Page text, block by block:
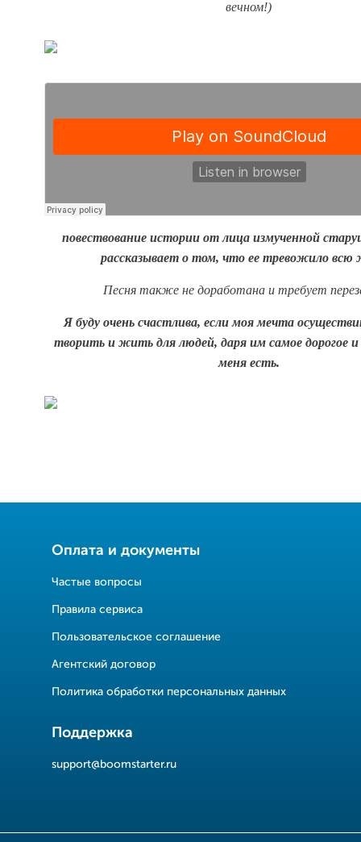
вечном!)
повествование истории от лица измученной
рассказывает о том, что ее тревожило всю
Песня также не доработана и требует
Я буду очень счастлива, если моя мечта
творить и жить для людей, даря им самое дорогое
меня есть.
Оплата и документы
Частые вопросы
Правила сервиса
Пользовательское соглашение
Агентский договор
Политика обработки персональных данных
Поддержка
support@boomstarter.ru